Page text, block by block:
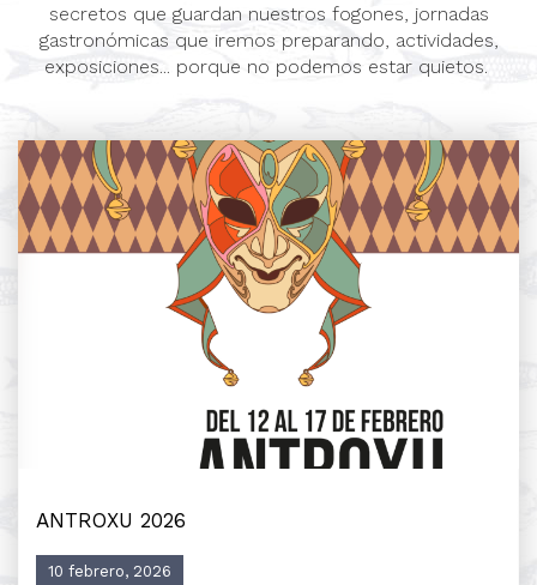
secretos que guardan nuestros fogones, jornadas
gastronómicas que iremos preparando, actividades,
exposiciones... porque no podemos estar quietos.
ANTROXU 2026
10 febrero, 2026